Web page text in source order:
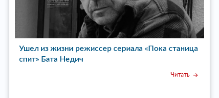
Ушел из жизни режиссер сериала «Пока станица
спит» Бата Недич
Читать